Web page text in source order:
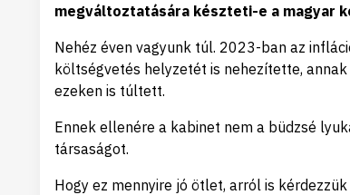
megváltoztatására készteti-e a magyar
Nehéz éven vagyunk túl. 2023-ban az
költségvetés helyzetét is nehezítette,
ezeken is túltett.
Ennek ellenére a kabinet nem a büdzsé
társaságot.
Hogy ez mennyire jó ötlet, arról is